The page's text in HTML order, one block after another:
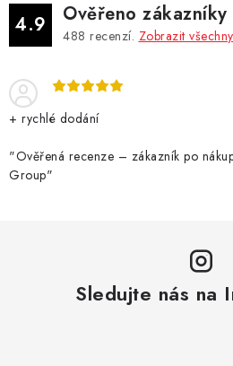
4.9 Ověřeno zákazníky
488 recenzí. Zobrazit
+ rychlé dodání
"Ověřená recenze – zákazník po
Group"
Sledujte nás na